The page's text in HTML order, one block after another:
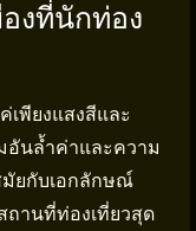
องที่นักท่อง
เพียงแสงสีและ
อันล้ำค่าและความ
ยกับเอกลักษณ์
ถานที่ท่องเที่ยวสุด